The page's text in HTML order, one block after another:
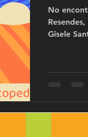
No
Gisele